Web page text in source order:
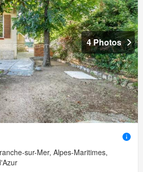
4 Photos
sur-Mer, Alpes-Maritimes,